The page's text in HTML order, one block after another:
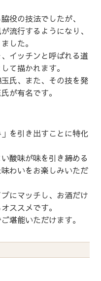
役の技法でしたが、
流行するようになり、
した。
イッチンと呼ばれる道
て描かれます。
氏、また、その技を発
が有名です。
を引き出すことに特化
酸味が味を引き締める
わいをお楽しみいただ
にマッチし、お酒だけ
ススメです。
堪能いただけます。